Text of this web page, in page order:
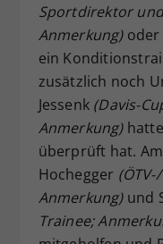
Sportdirektor
Anmerkung)oder
ein
zusätzlich noch
Jessenk (Davis-
Anmerkung)hatte
überprüft hat.
Hochegger
Anmerkung)und
Trainee;